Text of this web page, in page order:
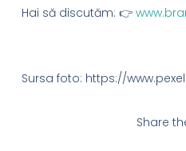
Hai să discutăm: 👉
Sursa foto: https://
Share